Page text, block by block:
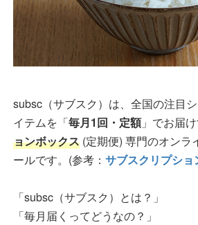
subsc（サブスク）は、全国の注目
イテムを「毎月1回・定額」でお届
ョンボックス (定期便) 専門のオンラ
ールです。(参考： サブスクリプショ
「subsc（サブスク）とは？」
「毎月届くってどうなの？」